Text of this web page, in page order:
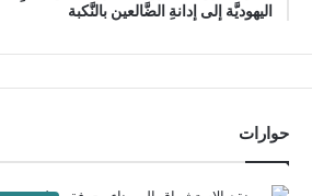
اليهوديَّة إلى إدانةِ الضَّالعين بالنَّكبة
حوارات